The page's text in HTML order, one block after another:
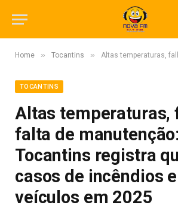
Home » Tocantins » Altas temperaturas, falhas e falta de manutenção: Tocantins
TOCANTINS
Altas temperaturas,
falta de manutenção:
Tocantins registra
casos de incêndios
veículos em 2025